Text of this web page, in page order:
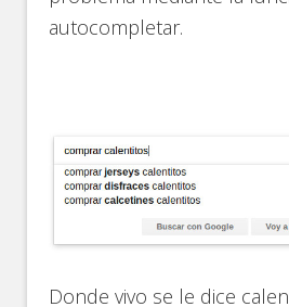
autocompletar.
Donde vivo se le dice